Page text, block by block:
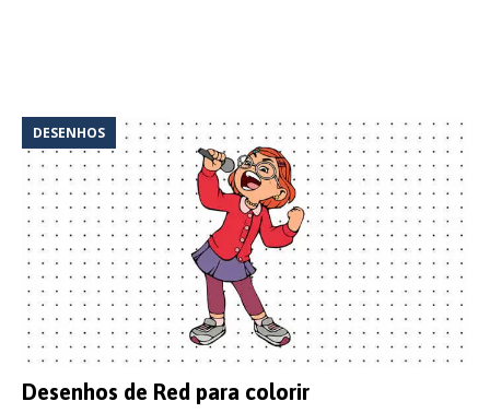
DESENHOS
Desenhos de Red para colorir